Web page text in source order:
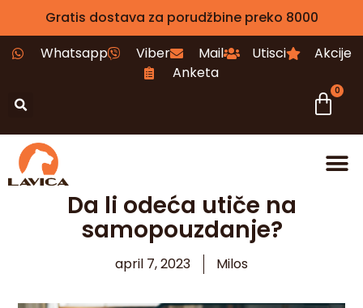
Gratis dostava za porudžbine preko 8000
Whatsapp
Viber Mail Utisci
Akcije
Anketa
0
Da li odeća utiče na
samopouzdanje?
april 7, 2023 Milos